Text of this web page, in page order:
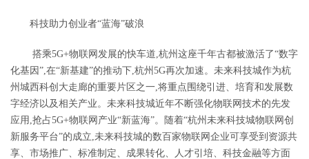
科技助力创业者“蓝海”破浪
搭乘5G+物联网发展的快车道,杭州这座千年古都被激活了“数字
化基因”,在“新基建”的推动下,杭州 5G再次加速。未来科技城作为杭
州城西科创大走廊的重要片区之一,将重点围绕引进、培育和发展数
字经济以及相关产业。未来科技城近年不断强化物联网技术的先发
应用,抢占5G+物联网产业“新蓝海”。随着“杭州未来科技城物联网创
新服务平台”的成立,未来科技城的数百家物联网企业可享受到资源共
享、市场推广、标准制定、成果转化、人才引培、科技金融等方面